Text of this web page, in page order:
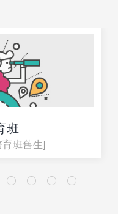
班
班舊生]